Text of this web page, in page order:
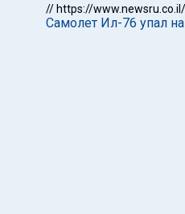
// https://www.newsru.co.il/
Самолет Ил-76 упал